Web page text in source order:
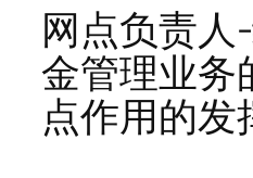
网点负责
金管理业务
点作用的发